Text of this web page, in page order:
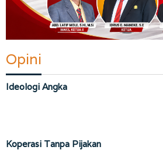
Opini
Ideologi Angka
Koperasi Tanpa Pijakan